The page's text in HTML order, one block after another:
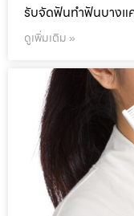
รับจัดฟันทำฟันบางแ
ดูเพิ่มเติม »